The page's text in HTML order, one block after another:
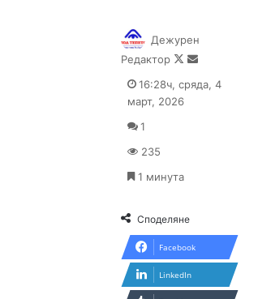
Дежурен
Редактор
Follow
X
Send
email
16:28ч, сряда, 4
март, 2026
1
235
1 минута
Споделяне
Facebook
LinkedIn